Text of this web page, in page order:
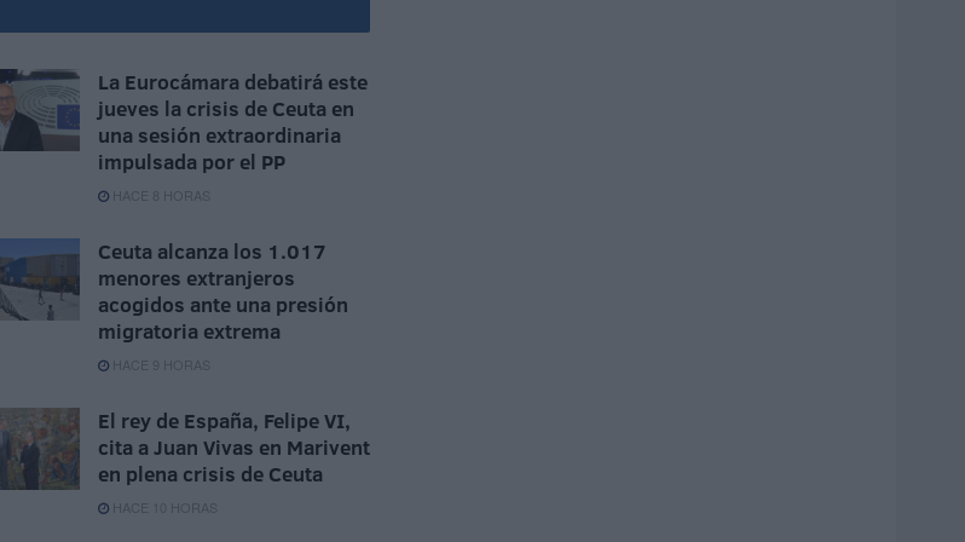
La Eurocámara debatirá este
jueves la crisis de Ceuta en
una sesión extraordinaria
impulsada por el PP
HACE 8 HORAS
Ceuta alcanza los 1.017
menores extranjeros
acogidos ante una presión
migratoria extrema
HACE 9 HORAS
El rey de España, Felipe VI,
cita a Juan Vivas en Marivent
en plena crisis de Ceuta
HACE 10 HORAS